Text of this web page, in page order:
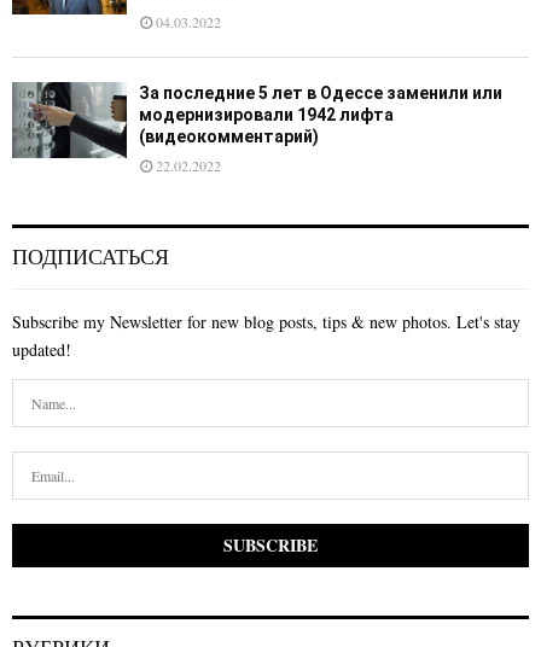
04.03.2022
За последние 5 лет в Одессе заменили или
модернизировали 1942 лифта
(видеокомментарий)
22.02.2022
ПОДПИСАТЬСЯ
Subscribe my Newsletter for new blog posts, tips & new photos. Let's stay
updated!